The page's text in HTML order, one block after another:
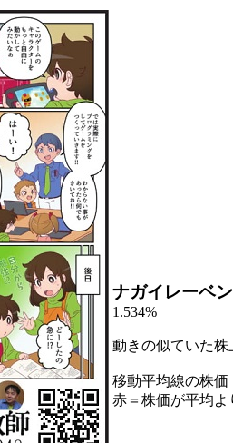
ナガイレーベン
1.534%
動きの似ていた
移動平均線の株価
赤＝株価が平均